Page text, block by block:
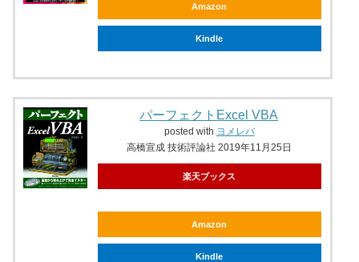
Amazon
Kindle
パーフェクトExcel VBA
posted with ヨメレバ
高橋宣成 技術評論社 2019年11月25日
楽天ブックス
Amazon
Kindle